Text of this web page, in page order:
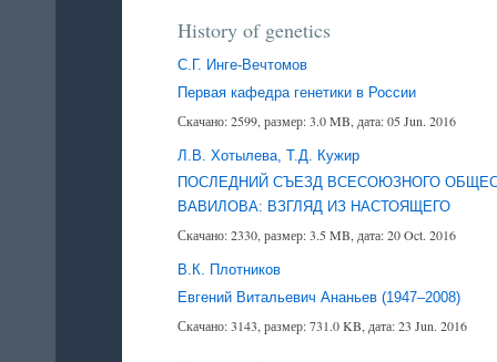
History of genetics
С.Г. Инге-Вечтомов
Первая кафедра генетики в России
Скачано: 2599, размер: 3.0 MB, дата: 05 Jun. 2016
Л.В. Хотылева, Т.Д. Кужир
ПОСЛЕДНИЙ СЪЕЗД ВСЕСОЮЗНОГО
ВАВИЛОВА: ВЗГЛЯД ИЗ НАСТОЯЩЕГО
Скачано: 2330, размер: 3.5 MB, дата: 20 Oct. 2016
В.К. Плотников
Евгений Витальевич Ананьев (1947–2008)
Скачано: 3143, размер: 731.0 KB, дата: 23 Jun. 2016